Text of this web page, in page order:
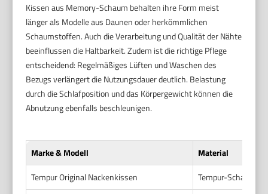
Kissen aus Memory-Schaum behalten ihre Form meist
länger als Modelle aus Daunen oder herkömmlichen
Schaumstoffen. Auch die Verarbeitung und Qualität der Nähte
beeinflussen die Haltbarkeit. Zudem ist die richtige Pflege
entscheidend: Regelmäßiges Lüften und Waschen des
Bezugs verlängert die Nutzungsdauer deutlich. Belastung
durch die Schlafposition und das Körpergewicht können die
Abnutzung ebenfalls beschleunigen.
Marke & Modell
Material
Tempur Original Nackenkissen
Tempur-Schaum